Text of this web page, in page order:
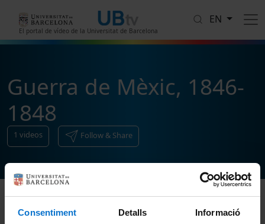
Consentiment Detalls Informació
El portal de vídeo de la Universitat de Barcelona
EN
Guerra de Mèxic, 1846-
1848
1 videos Follow & Share
Sort